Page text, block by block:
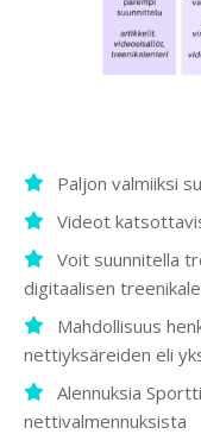
Paljon valmiiksi
Videot
Voit suunnitella
digitaalisen
Mahdollisuus
nettiyksäreiden eli
Alennuksia
nettivalmennuksista